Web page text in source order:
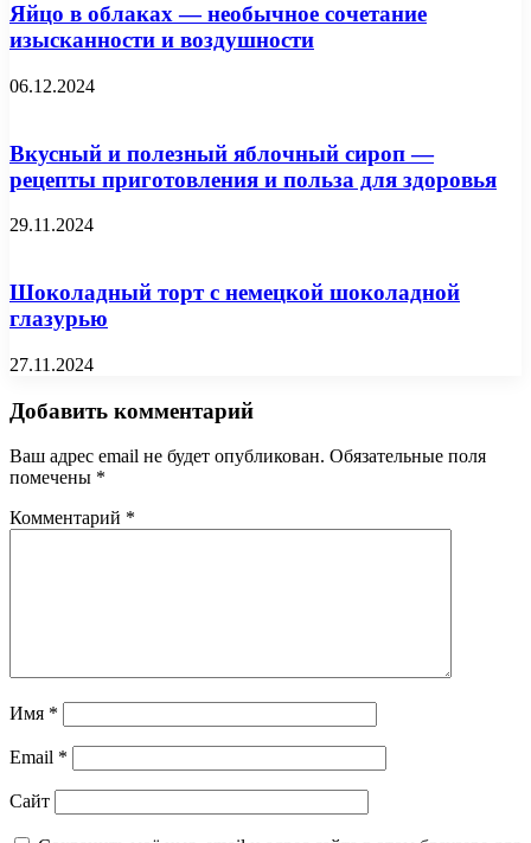
Яйцо в облаках — необычное сочетание
изысканности и воздушности
06.12.2024
Вкусный и полезный яблочный сироп —
рецепты приготовления и польза для здоровья
29.11.2024
Шоколадный торт с немецкой шоколадной
глазурью
27.11.2024
Добавить комментарий
Ваш адрес email не будет опубликован. Обязательные поля
помечены *
Комментарий *
Имя *
Email *
Сайт